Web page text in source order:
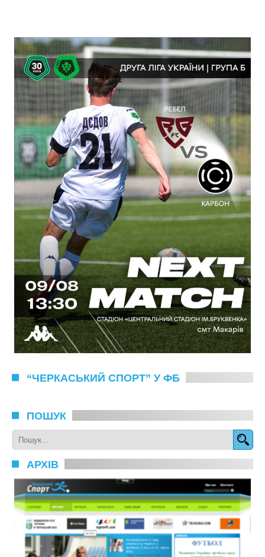
“ЧЕРКАСЬКИЙ СПОРТ” У ФБ
ПОШУК
АРХІВ